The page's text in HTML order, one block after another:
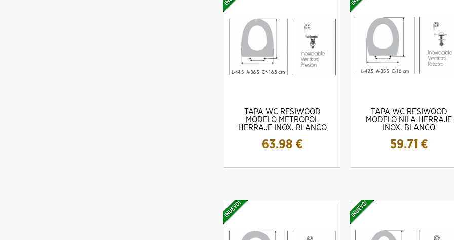
TAPA WC RESIWOOD
MODELO METROPOL
HERRAJE INOX. BLANCO
63.98 €
TAPA WC RESIWOOD
MODELO NILA HERRAJE
INOX. BLANCO
59.71 €